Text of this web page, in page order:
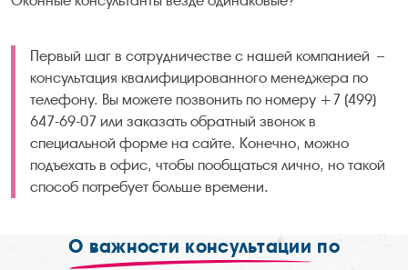
Первый шаг в сотрудничестве с нашей компанией –
консультация квалифицированного менеджера по
телефону. Вы можете позвонить по номеру +7 (499)
647-69-07 или заказать обратный звонок в
специальной форме на сайте. Конечно, можно
подъехать в офис, чтобы пообщаться лично, но такой
способ потребует больше времени.
О важности консультации по